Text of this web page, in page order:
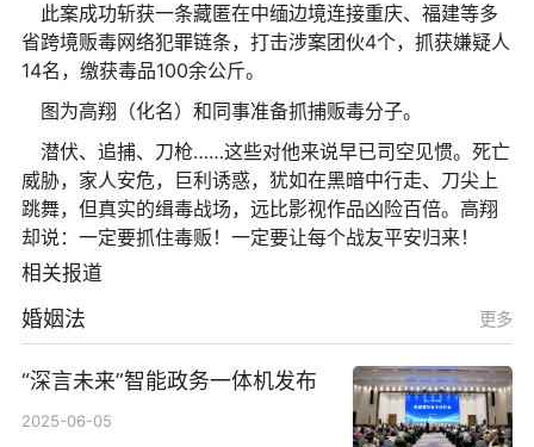
此案成功斩获一条藏匿在中缅边境连接重庆、福建等多
省跨境贩毒网络犯罪链条，打击涉案团伙4个，抓获嫌疑人
14名，缴获毒品100余公斤。
图为高翔（化名）和同事准备抓捕贩毒分子。
潜伏、追捕、刀枪……这些对他来说早已司空见惯。死亡
威胁，家人安危，巨利诱惑，犹如在黑暗中行走、刀尖上
跳舞，但真实的缉毒战场，远比影视作品凶险百倍。高翔
却说：一定要抓住毒贩！一定要让每个战友平安归来！
相关报道
婚姻法 更多
“深言未来”智能政务一体机发布
2025-06-05